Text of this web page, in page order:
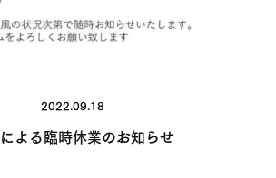
2022.09.18
よる臨時休業のお知らせ